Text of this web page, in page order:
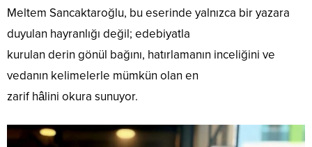
Meltem Sancaktaroğlu, bu eserinde yalnızca bir yazara
duyulan hayranlığı değil; edebiyatla
kurulan derin gönül bağını, hatırlamanın inceliğini ve
vedanın kelimelerle mümkün olan en
zarif hâlini okura sunuyor.